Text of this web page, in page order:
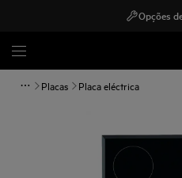
Opções
Placas Placa eléctrica